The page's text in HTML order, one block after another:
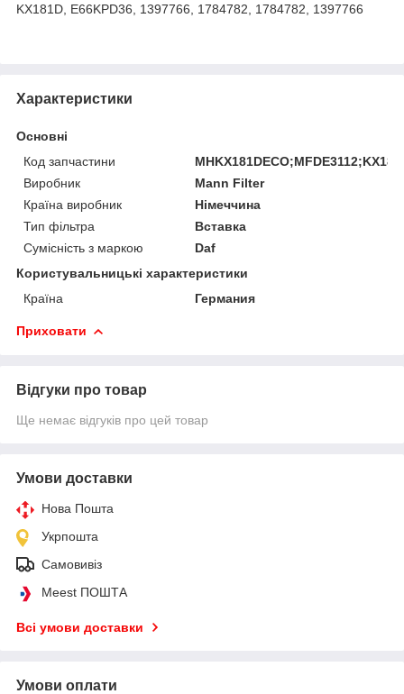
KX181D, E66KPD36, 1397766, 1784782, 1784782, 1397766
Характеристики
Основні
Код запчастини
Виробник
Mann Filter
Країна виробник
Німеччина
Тип фільтра
Вставка
Сумісність з маркою
Daf
Користувальницькі характеристики
Країна
Германия
Приховати
Відгуки про товар
Ще немає відгуків про цей товар
Умови доставки
Нова Пошта
Укрпошта
Самовивіз
Meest ПОШТА
Всі умови доставки
Умови оплати